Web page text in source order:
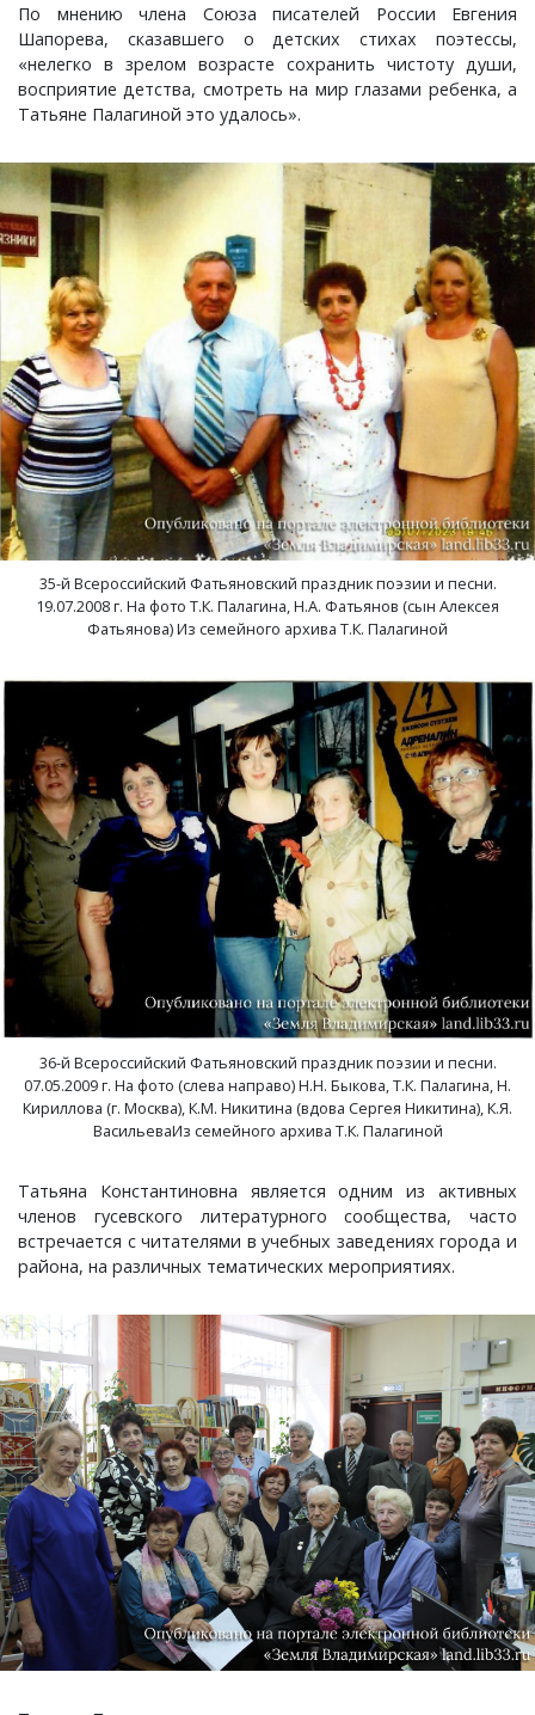
По мнению члена Союза писателей России Евгения
Шапорева, сказавшего о детских стихах поэтессы,
«нелегко в зрелом возрасте сохранить чистоту души,
восприятие детства, смотреть на мир глазами ребенка, а
Татьяне Палагиной это удалось».
35-й Всероссийский Фатьяновский праздник поэзии и песни.
19.07.2008 г. На фото Т.К. Палагина, Н.А. Фатьянов (сын Алексея
Фатьянова) Из семейного архива Т.К. Палагиной
36-й Всероссийский Фатьяновский праздник поэзии и песни.
07.05.2009 г. На фото (слева направо) Н.Н. Быкова, Т.К. Палагина, Н.
Кириллова (г. Москва), К.М. Никитина (вдова Сергея Никитина), К.Я.
ВасильеваИз семейного архива Т.К. Палагиной
Татьяна Константиновна является одним из активных
членов гусевского литературного сообщества, часто
встречается с читателями в учебных заведениях города и
района, на различных тематических мероприятиях.
Микшино, деревня
Мирный, поселок
Мишнево, деревня
Мокеево, деревня
Мостцы, село
Назарово, деревня
Неверково, деревня
Нерлинка, деревня
Нестерково, деревня
Новая Печуга, деревня
Новосёлка, деревня
Остров, деревня
Палашкино, село
Патакино, село
Пенкино, деревня
Пигасово, деревня
Пирогово, деревня
Плясицыно, деревня
Пожарницы, деревня
Полушино, деревня
Приволье, деревня
Ручкино, деревня
Рябиновка, деревня
Ряхово, село
Санаторий имени Ленина, поселок